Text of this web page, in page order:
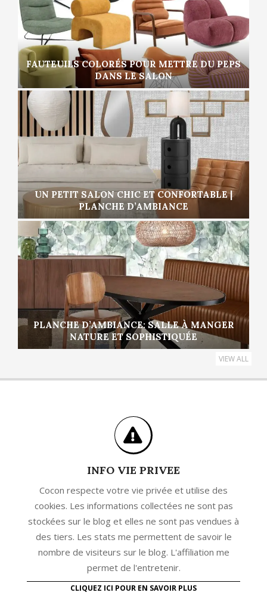
FAUTEUILS COLORÉS POUR METTRE DU PEPS
DANS LE SALON
UN PETIT SALON CHIC ET CONFORTABLE |
PLANCHE D’AMBIANCE
PLANCHE D’AMBIANCE: SALLE À MANGER
NATURE ET SOPHISTIQUÉE
VIEW ALL
INFO VIE PRIVEE
Cocon respecte votre vie privée et utilise des
cookies. Les informations collectées ne sont pas
stockées sur le blog et elles ne sont pas vendues à
des tiers. Les stats me permettent de savoir le
nombre de visiteurs sur le blog. L'affiliation me
permet de l'entretenir.
CLIQUEZ ICI POUR EN SAVOIR PLUS